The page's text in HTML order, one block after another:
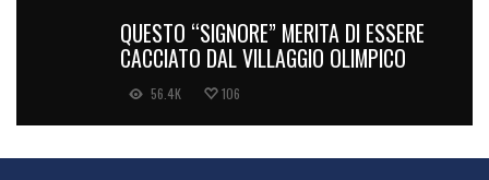
QUESTO “SIGNORE” MERITA DI ESSERE
CACCIATO DAL VILLAGGIO OLIMPICO
56.4K 106